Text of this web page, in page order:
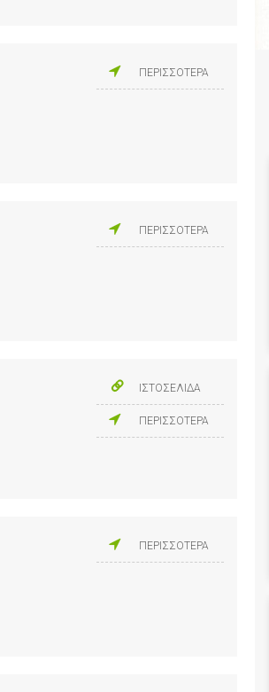
ΠΕΡΙΣΣΟΤΕΡΑ
ΠΕΡΙΣΣΟΤΕΡΑ
ΙΣΤΟΣΕΛΙΔΑ
ΠΕΡΙΣΣΟΤΕΡΑ
ΠΕΡΙΣΣΟΤΕΡΑ